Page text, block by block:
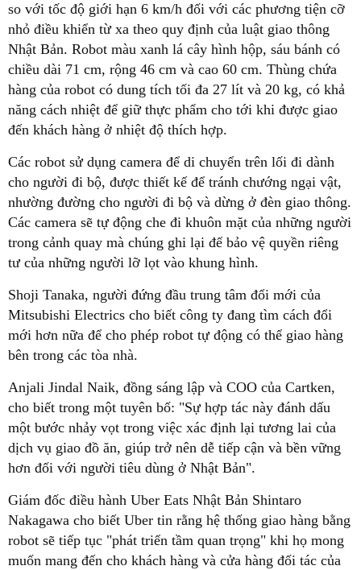
so với tốc độ giới hạn 6 km/h đối với các phương tiện cỡ
nhỏ điều khiển từ xa theo quy định của luật giao thông
Nhật Bản. Robot màu xanh lá cây hình hộp, sáu bánh có
chiều dài 71 cm, rộng 46 cm và cao 60 cm. Thùng chứa
hàng của robot có dung tích tối đa 27 lít và 20 kg, có khả
năng cách nhiệt để giữ thực phẩm cho tới khi được giao
đến khách hàng ở nhiệt độ thích hợp.
Các robot sử dụng camera để di chuyển trên lối đi dành
cho người đi bộ, được thiết kế để tránh chướng ngại vật,
nhường đường cho người đi bộ và dừng ở đèn giao thông.
Các camera sẽ tự động che đi khuôn mặt của những người
trong cảnh quay mà chúng ghi lại để bảo vệ quyền riêng
tư của những người lỡ lọt vào khung hình.
Shoji Tanaka, người đứng đầu trung tâm đổi mới của
Mitsubishi Electrics cho biết công ty đang tìm cách đổi
mới hơn nữa để cho phép robot tự động có thể giao hàng
bên trong các tòa nhà.
Anjali Jindal Naik, đồng sáng lập và COO của Cartken,
cho biết trong một tuyên bố: "Sự hợp tác này đánh dấu
một bước nhảy vọt trong việc xác định lại tương lai của
dịch vụ giao đồ ăn, giúp trở nên dễ tiếp cận và bền vững
hơn đối với người tiêu dùng ở Nhật Bản".
Giám đốc điều hành Uber Eats Nhật Bản Shintaro
Nakagawa cho biết Uber tin rằng hệ thống giao hàng bằng
robot sẽ tiếp tục "phát triển tầm quan trọng" khi họ mong
muốn mang đến cho khách hàng và cửa hàng đối tác của